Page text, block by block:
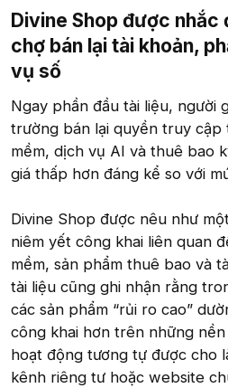
Divine Shop được nhắc
chợ bán lại tài khoản,
vụ số​
Ngay phần đầu tài liệu, người
trường bán lại quyền truy cập
mềm, dịch vụ AI và thuê bao
giá thấp hơn đáng kể so với
Divine Shop được nêu như
niêm yết công khai liên quan
mềm, sản phẩm thuê bao và
tài liệu cũng ghi nhận rằng
các sản phẩm “rủi ro cao”
công khai hơn trên những
hoạt động tương tự được cho
kênh riêng tư hoặc website